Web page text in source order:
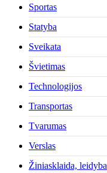
Sportas
Statyba
Sveikata
Švietimas
Technologijos
Transportas
Tvarumas
Verslas
Žiniasklaida, leidyba